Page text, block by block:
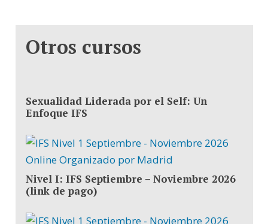
Otros cursos
Sexualidad Liderada por el Self: Un
Enfoque IFS
Nivel I: IFS Septiembre – Noviembre 2026
(link de pago)